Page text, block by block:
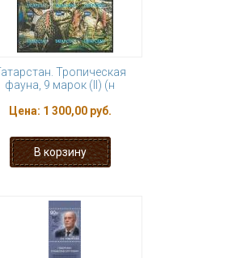
Тропическая
фауна, 9 марок (II) (н
Цена: 1 300,00 руб.